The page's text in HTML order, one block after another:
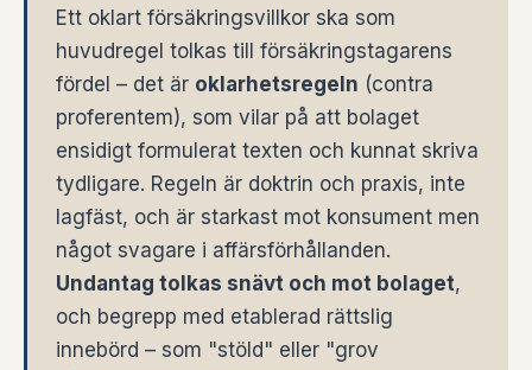
Ett oklart försäkringsvillkor ska som
huvudregel tolkas till försäkringstagarens
fördel – det är oklarhetsregeln (contra
proferentem), som vilar på att bolaget
ensidigt formulerat texten och kunnat skriva
tydligare. Regeln är doktrin och praxis, inte
lagfäst, och är starkast mot konsument men
något svagare i affärsförhållanden.
Undantag tolkas snävt och mot bolaget,
och begrepp med etablerad rättslig
innebörd – som "stöld" eller "grov